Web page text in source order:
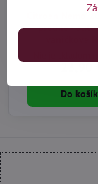
Citroen Nemo
predné -
vaničkové
23,90
Do